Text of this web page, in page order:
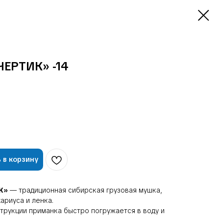
-14
в корзину
— традиционная сибирская грузовая мушка,
и ленка.
приманка быстро погружается в воду и